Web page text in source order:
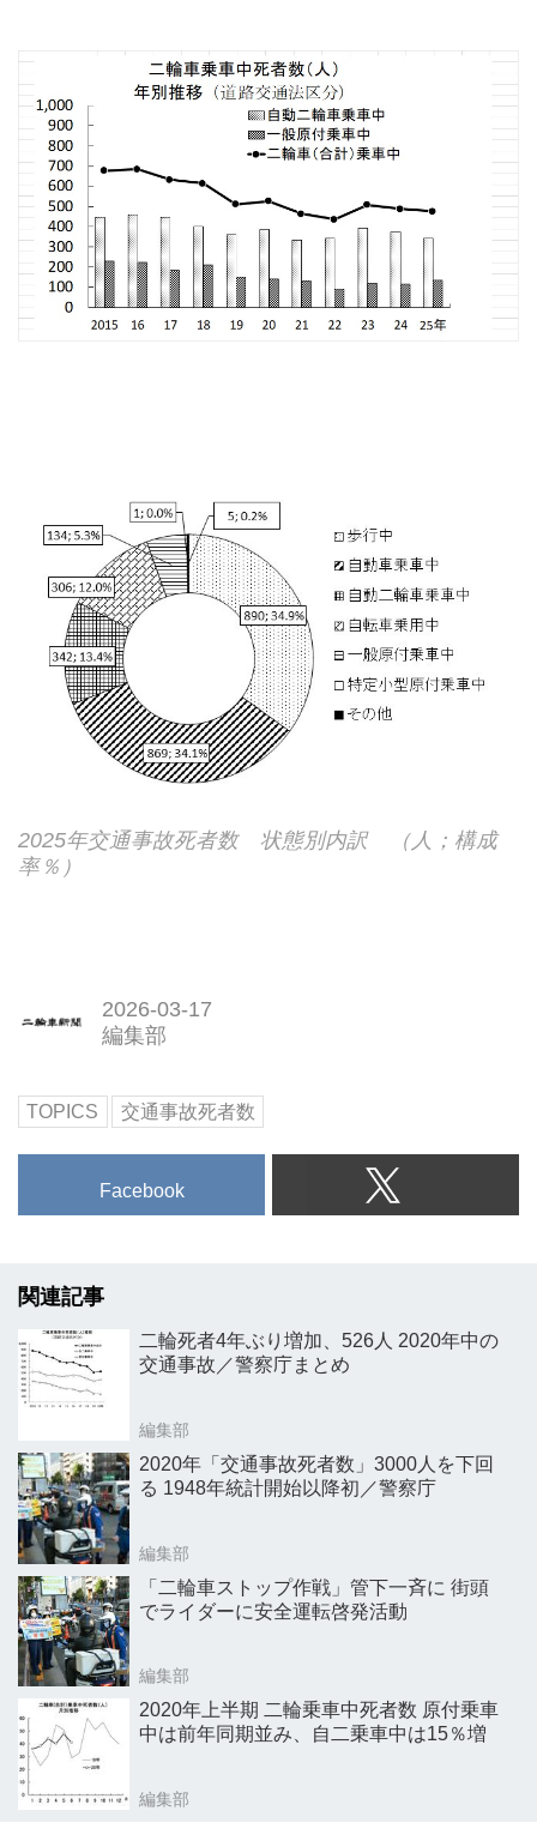
2025年交通事故死者数 状態別内訳 （人；構成
率％）
2026-03-17
編集部
TOPICS 交通事故死者数
Facebook
関連記事
二輪死者4年ぶり増加、526人 2020年中の
交通事故／警察庁まとめ
編集部
2020年「交通事故死者数」3000人を下回
る 1948年統計開始以降初／警察庁
編集部
「二輪車ストップ作戦」管下一斉に 街頭
でライダーに安全運転啓発活動
編集部
2020年上半期 二輪乗車中死者数 原付乗車
中は前年同期並み、自二乗車中は15％増
編集部